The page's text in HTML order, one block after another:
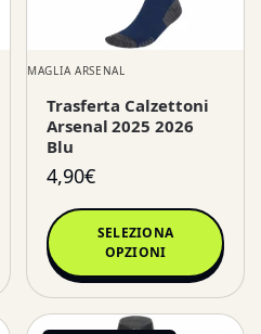
MAGLIA ARSENAL
Trasferta Calzettoni
Arsenal 2025 2026
Blu
4,90€
SELEZIONA
OPZIONI